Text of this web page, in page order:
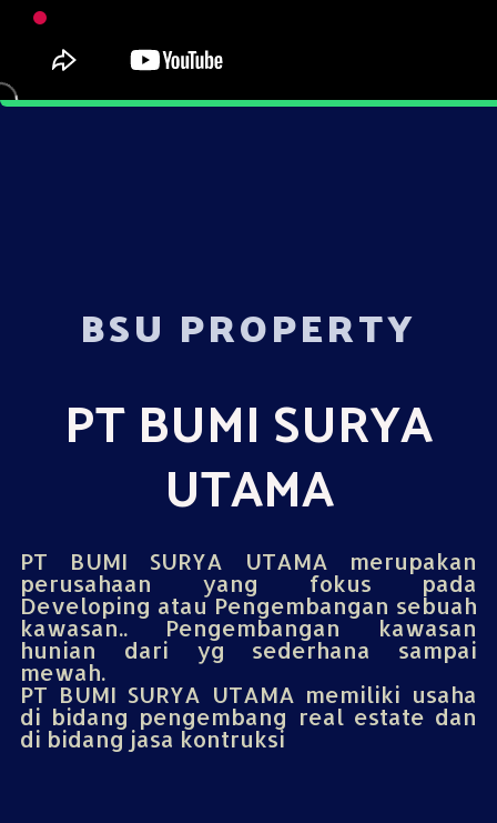
BSU PROPERTY
PT BUMI SURYA
UTAMA
PT BUMI SURYA UTAMA merupakan
perusahaan yang fokus pada
Developing atau Pengembangan sebuah
kawasan.. Pengembangan kawasan
hunian dari yg sederhana sampai
mewah.
PT BUMI SURYA UTAMA memiliki usaha
di bidang pengembang real estate dan
di bidang jasa kontruksi